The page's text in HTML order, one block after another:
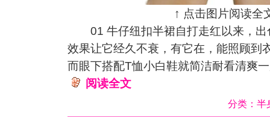
↑ 点击图片阅读全
01 牛仔纽扣半裙自打走红以来，出
效果让它经久不衰，有它在，能照顾到
而眼下搭配T恤小白鞋就简洁耐看清爽
阅读全文
分类： 半